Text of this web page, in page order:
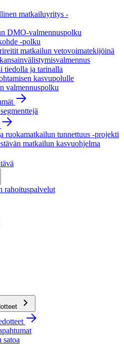
matkailuyritys -
DMO-valmennuspolku
-polku
matkailun vetovoimatekijöinä
tiedolla ja tarinalla
kasvupolulle
valmennuspolku
ruokamatkailun tunnettuus -projekti
matkailun kasvuohjelma
rahoituspalvelut
satoa